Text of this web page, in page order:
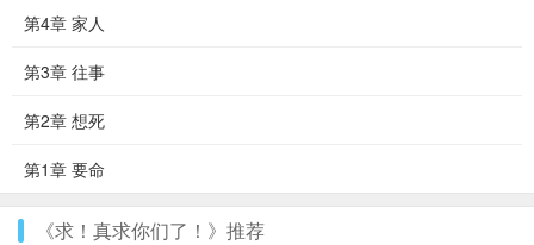
第4章 家人
第3章 往事
第2章 想死
第1章 要命
《求！真求你们了！》推荐